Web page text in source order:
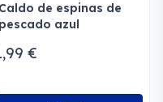
Caldo de espinas de
pescado azul
€